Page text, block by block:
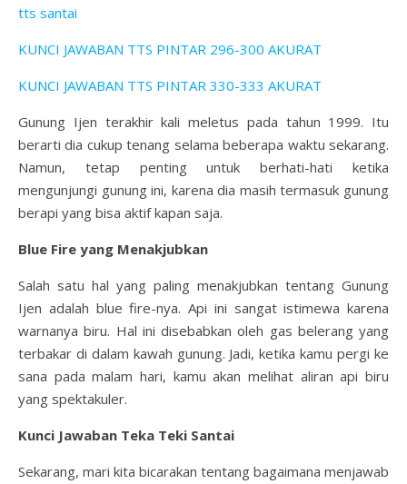
tts santai
KUNCI JAWABAN TTS PINTAR 296-300 AKURAT
KUNCI JAWABAN TTS PINTAR 330-333 AKURAT
Gunung Ijen terakhir kali meletus pada tahun 1999. Itu
berarti dia cukup tenang selama beberapa waktu sekarang.
Namun, tetap penting untuk berhati-hati ketika
mengunjungi gunung ini, karena dia masih termasuk gunung
berapi yang bisa aktif kapan saja.
Blue Fire yang Menakjubkan
Salah satu hal yang paling menakjubkan tentang Gunung
Ijen adalah blue fire-nya. Api ini sangat istimewa karena
warnanya biru. Hal ini disebabkan oleh gas belerang yang
terbakar di dalam kawah gunung. Jadi, ketika kamu pergi ke
sana pada malam hari, kamu akan melihat aliran api biru
yang spektakuler.
Kunci Jawaban Teka Teki Santai
Sekarang, mari kita bicarakan tentang bagaimana menjawab